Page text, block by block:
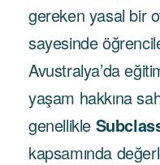
gereken yasal bir
sayesinde
Avustralya’da
yaşam hakkına
genellikle
kapsamında